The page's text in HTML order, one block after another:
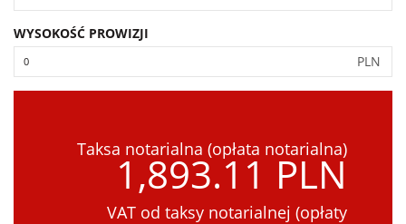
WYSOKOŚĆ PROWIZJI
PLN
Taksa notarialna (opłata notarialna)
1,893.11 PLN
VAT od taksy notarialnej (opłaty